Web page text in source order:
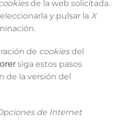
de la web solicitada.
y pulsar la X
de cookiesdel
siga estos pasos
de la versión del
de Internet